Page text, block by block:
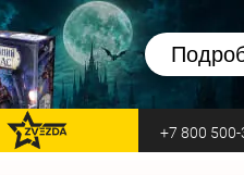
перейти на Zvezda +7 800 500-